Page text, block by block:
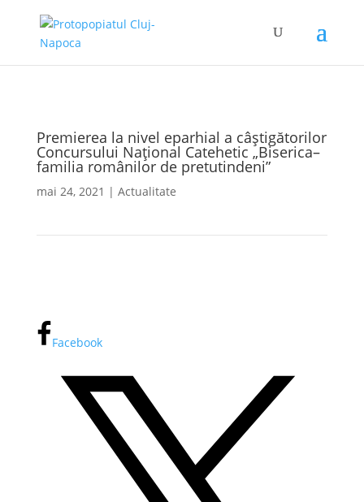
Premierea la nivel eparhial a câștigătorilor
Concursului Național Catehetic „Biserica–
familia românilor de pretutindeni”
mai 24, 2021 | Actualitate
Facebook